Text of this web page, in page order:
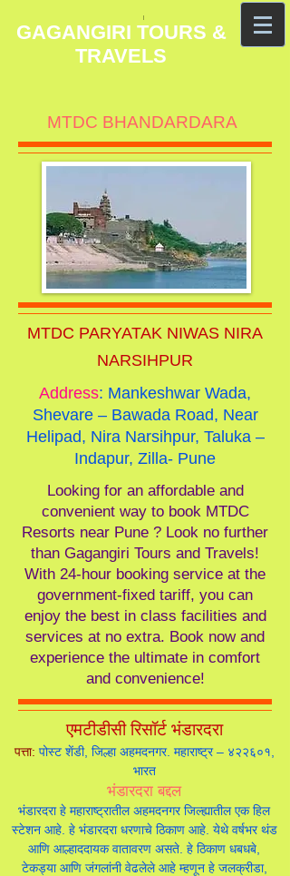
GAGANGIRI TOURS &
TRAVELS
MTDC BHANDARDARA
MTDC PARYATAK NIWAS NIRA
NARSIHPUR
Address: Mankeshwar Wada,
Shevare – Bawada Road, Near
Helipad, Nira Narsihpur, Taluka –
Indapur, Zilla- Pune
Looking for an affordable and
convenient way to book MTDC
Resorts near Pune ? Look no further
than Gagangiri Tours and Travels!
With 24-hour booking service at the
government-fixed tariff, you can
enjoy the best in class facilities and
services at no extra. Book now and
experience the ultimate in comfort
and convenience!
एमटीडीसी रिसॉर्ट भंडारदरा
पत्ता: पोस्ट शेंडी, जिल्हा अहमदनगर. महाराष्ट्र – ४२२६०१,
भारत
भंडारदरा बद्दल
भंडारदरा हे महाराष्ट्रातील अहमदनगर जिल्ह्यातील एक हिल
स्टेशन आहे. हे भंडारदरा धरणाचे ठिकाण आहे. येथे वर्षभर थंड
आणि आल्हाददायक वातावरण असते. हे ठिकाण धबधबे,
टेकड्या आणि जंगलांनी वेढलेले आहे म्हणून हे जलक्रीडा,